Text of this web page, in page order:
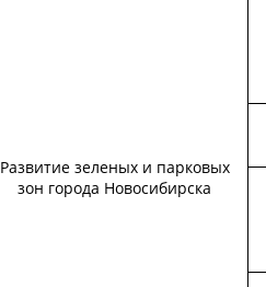
Развитие зеленых и парковых
зон города Новосибирска